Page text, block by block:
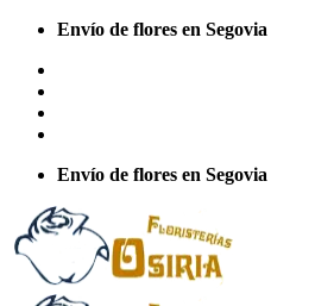
Saltar
contenido
Envío de flores en Segovia
Envío de flores en Segovia